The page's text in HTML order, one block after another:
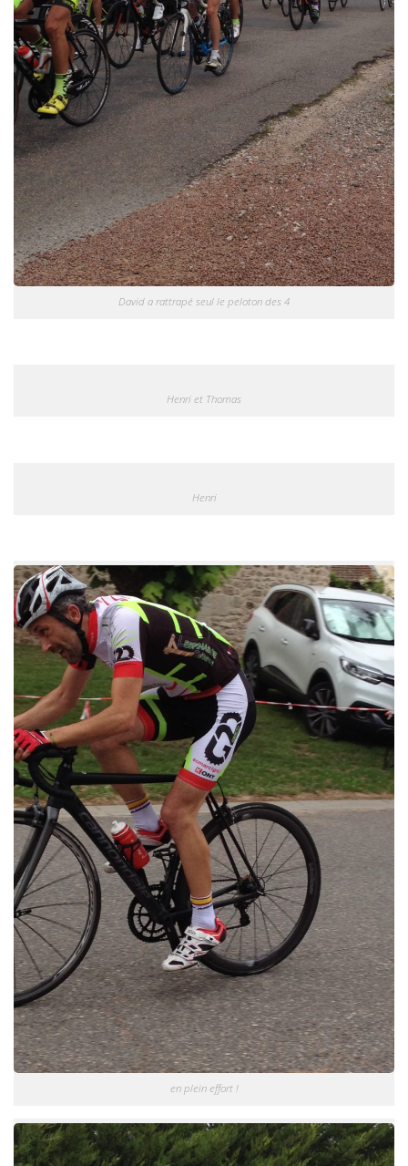
David a rattrapé seul le peloton des 4
Henri et Thomas
Henri
en plein effort !